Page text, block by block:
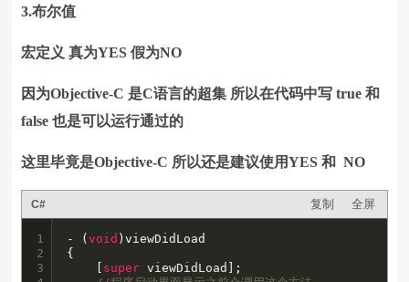
3.布尔值
宏定义 真为YES 假为NO
因为Objective-C 是C语言的超集 所以在代码中写 true 和
false 也是可以运行通过的
这里毕竟是Objective-C 所以还是建议使用YES 和 NO
C# 复制 全屏
1
2
3
- (void )viewDidLoad
{
super viewDidLoad];